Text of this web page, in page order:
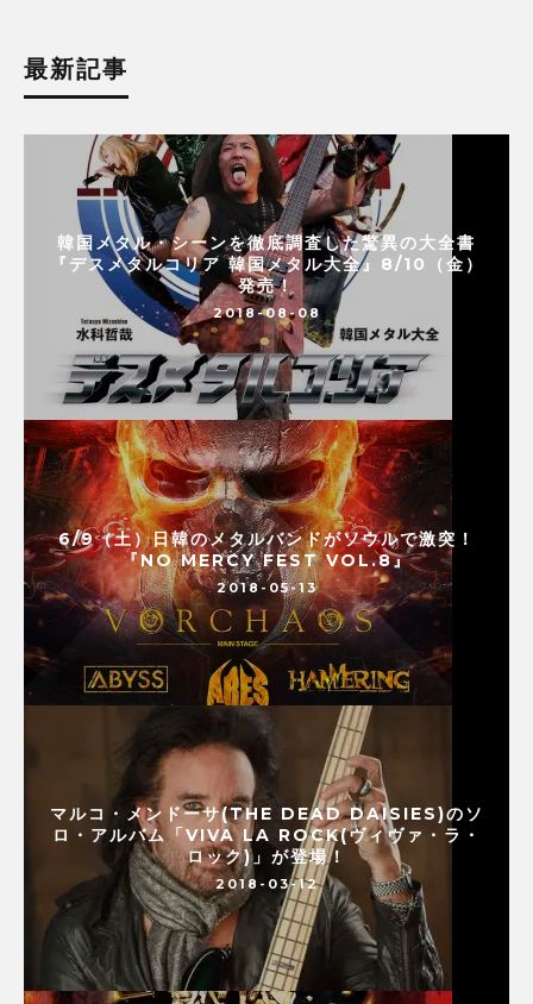
最新記事
韓国メタル・シーンを徹底調査した驚異の大全書
『デスメタルコリア 韓国メタル大全』8/10（金）
発売！
2018-08-08
6/9（土）日韓のメタルバンドがソウルで激突！
『NO MERCY FEST VOL.8』
2018-05-13
マルコ・メンドーサ(THE DEAD DAISIES)のソ
ロ・アルバム「VIVA LA ROCK(ヴィヴァ・ラ・
ロック)」が登場！
2018-03-12